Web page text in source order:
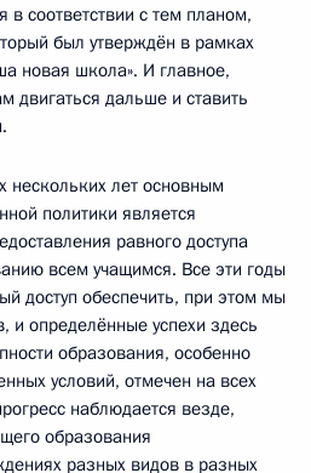
соответствии с тем планом,
был утверждён в рамках
новая школа». И главное,
двигаться дальше и ставить
нескольких лет основным
политики является
равного доступа
всем учащимся. Все эти годы
доступ обеспечить, при этом мы
и определённые успехи здесь
образования, особенно
условий, отмечен на всех
наблюдается везде,
образования
разных видов в разных